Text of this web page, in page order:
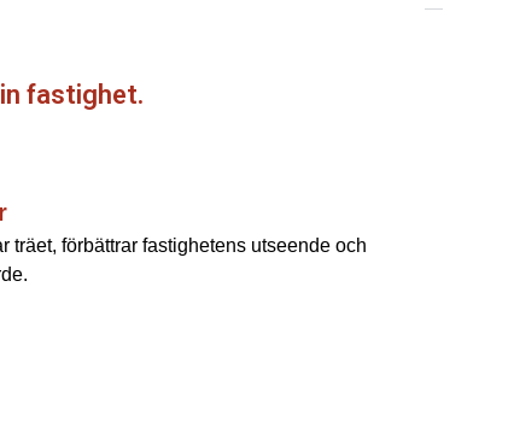
fastighet.
träet, förbättrar fastighetens utseende och